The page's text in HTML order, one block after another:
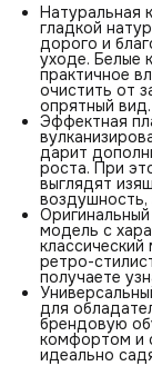
Натуральная
гладкой
дорого и
уходе. Белые
практичное
очистить от
опрятный вид.
Эффектная
дарит
роста. При
выглядят
модель с
ретро-
получаете
для
брендовую
комфортом и
идеально